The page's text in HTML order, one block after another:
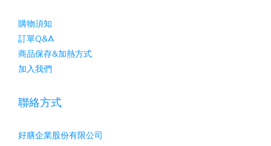
購物須知
訂單Q&A
商品保存&加熱方式
加入我們
聯絡方式
好膳企業股份有限公司